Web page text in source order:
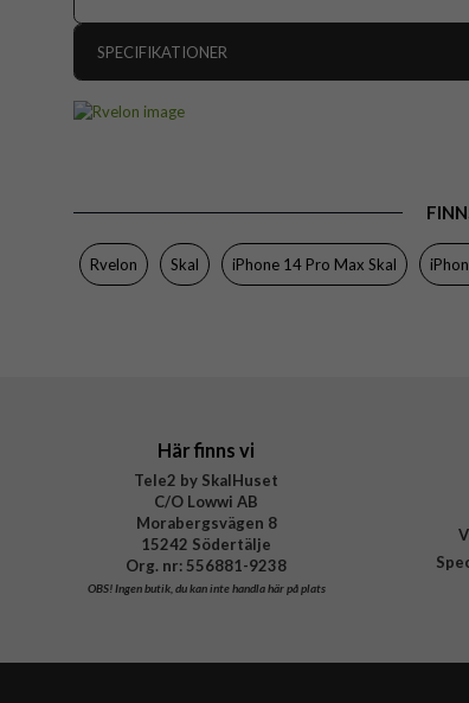
SPECIFIKATIONER
Egenskaper
Färg
Material
Rvelon Skal iPhone 14 Pro Max Skal
Här finns vi
Tele2 by SkalHuset
C/O Lowwi AB
Morabergsvägen 8
15242 Södertälje
Org. nr: 556881-9238
OBS!Ingen butik, du kan inte handla här på plats